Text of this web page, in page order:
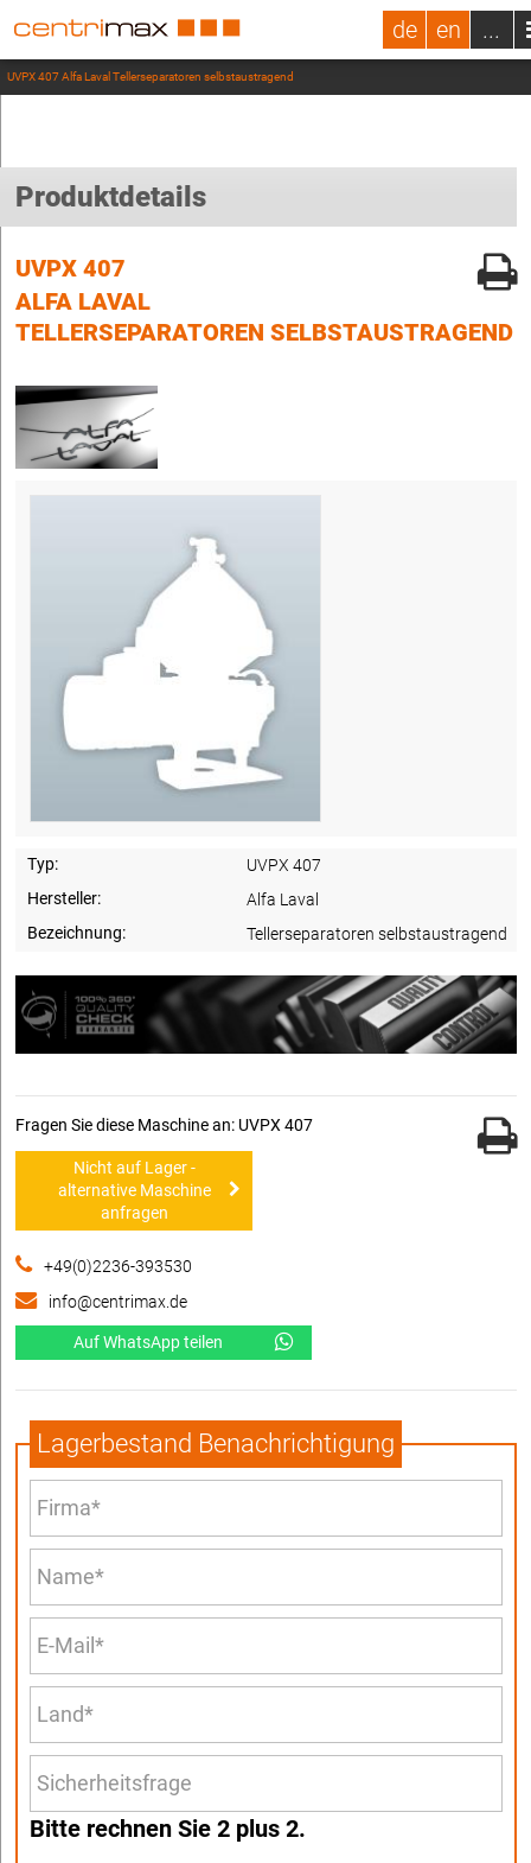
de en ...
UVPX 407 Alfa Laval Tellerseparatoren selbstaustragend
Produktdetails
UVPX 407
ALFA LAVAL
TELLERSEPARATOREN SELBSTAUSTRAGEND
Typ:
UVPX 407
Hersteller:
Alfa Laval
Bezeichnung:
Tellerseparatoren selbstaustragend
Fragen Sie diese Maschine an: UVPX 407
Nicht auf Lager -
alternative Maschine
anfragen
+49(0)2236-393530
info@centrimax.de
Auf WhatsApp teilen
Lagerbestand Benachrichtigung
Bitte rechnen Sie 2 plus 2.